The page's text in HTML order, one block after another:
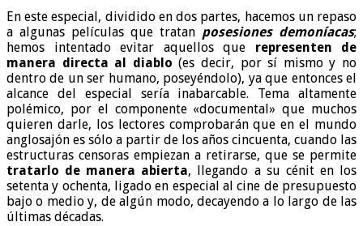
En este especial, dividido en dos partes, hacemos un repaso
a algunas películas que tratan posesiones demoníacas;
hemos intentado evitar aquellos que representen de
manera directa al diablo (es decir, por sí mismo y no
dentro de un ser humano, poseyéndolo), ya que entonces el
alcance del especial sería inabarcable. Tema altamente
polémico, por el componente «documental» que muchos
quieren darle, los lectores comprobarán que en el mundo
anglosajón es sólo a partir de los años cincuenta, cuando las
estructuras censoras empiezan a retirarse, que se permite
tratarlo de manera abierta, llegando a su cénit en los
setenta y ochenta, ligado en especial al cine de presupuesto
bajo o medio y, de algún modo, decayendo a lo largo de las
últimas décadas.